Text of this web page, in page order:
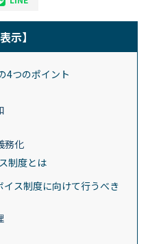
示】
4つのポイント
務化
制度とは
ス制度に向けて行うべき